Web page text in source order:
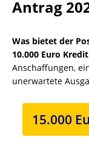
Antrag
Was bietet der
10.000 Euro
Anschaffungen,
unerwartete
15.000